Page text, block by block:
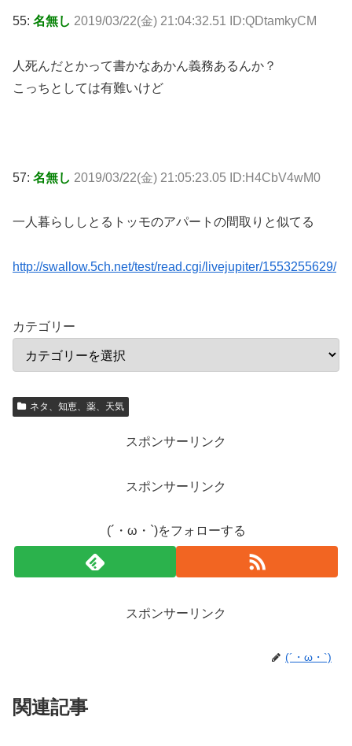
55: 名無し 2019/03/22(金) 21:04:32.51 ID:QDtamkyCM
人死んだとかって書かなあかん義務あるんか？
こっちとしては有難いけど
57: 名無し 2019/03/22(金) 21:05:23.05 ID:H4CbV4wM0
一人暮らししとるトッモのアパートの間取りと似てる
http://swallow.5ch.net/test/read.cgi/livejupiter/1553255629/
カテゴリー
ネタ、知恵、薬、天気
スポンサーリンク
スポンサーリンク
(´・ω・`)をフォローする
スポンサーリンク
(´・ω・`)
関連記事